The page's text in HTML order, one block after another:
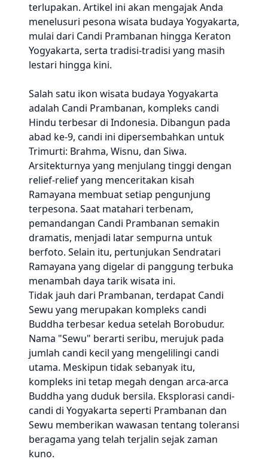
terlupakan. Artikel ini akan mengajak Anda
menelusuri pesona wisata budaya Yogyakarta,
mulai dari Candi Prambanan hingga Keraton
Yogyakarta, serta tradisi-tradisi yang masih
lestari hingga kini.
Salah satu ikon wisata budaya Yogyakarta
adalah Candi Prambanan, kompleks candi
Hindu terbesar di Indonesia. Dibangun pada
abad ke-9, candi ini dipersembahkan untuk
Trimurti: Brahma, Wisnu, dan Siwa.
Arsitekturnya yang menjulang tinggi dengan
relief-relief yang menceritakan kisah
Ramayana membuat setiap pengunjung
terpesona. Saat matahari terbenam,
pemandangan Candi Prambanan semakin
dramatis, menjadi latar sempurna untuk
berfoto. Selain itu, pertunjukan Sendratari
Ramayana yang digelar di panggung terbuka
menambah daya tarik wisata ini.
Tidak jauh dari Prambanan, terdapat Candi
Sewu yang merupakan kompleks candi
Buddha terbesar kedua setelah Borobudur.
Nama "Sewu" berarti seribu, merujuk pada
jumlah candi kecil yang mengelilingi candi
utama. Meskipun tidak sebanyak itu,
kompleks ini tetap megah dengan arca-arca
Buddha yang duduk bersila. Eksplorasi candi-
candi di Yogyakarta seperti Prambanan dan
Sewu memberikan wawasan tentang toleransi
beragama yang telah terjalin sejak zaman
kuno.